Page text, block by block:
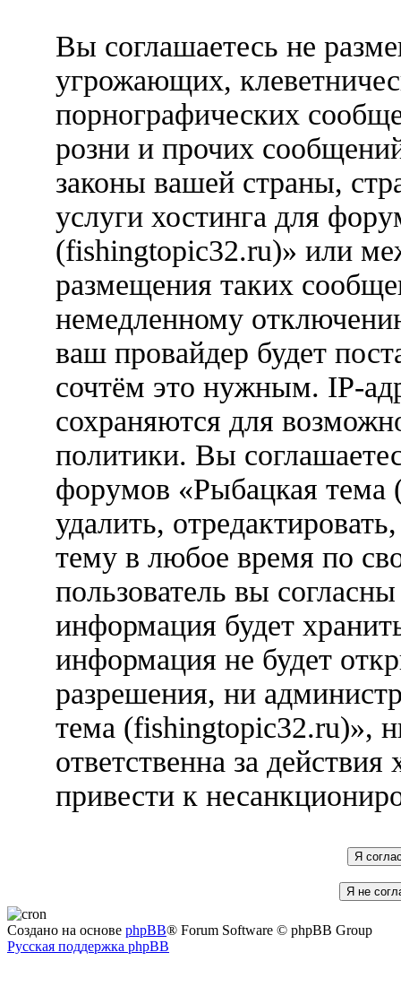
Вы соглашаетесь не
угрожающих,
порнографических
розни и прочих
законы вашей страны,
услуги хостинга для
(fishingtopic32.ru)» или
размещения таких
немедленному
ваш провайдер будет
сочтём это нужным. IP-
сохраняются для
политики. Вы
форумов «Рыбацкая
удалить,
тему в любое время по
пользователь вы
информация будет
информация не будет
разрешения, ни
тема (fishingtopic32.ru)»,
ответственна за
привести к
Создано на основе phpBB® Forum Software © phpBB Group
Русская поддержка phpBB